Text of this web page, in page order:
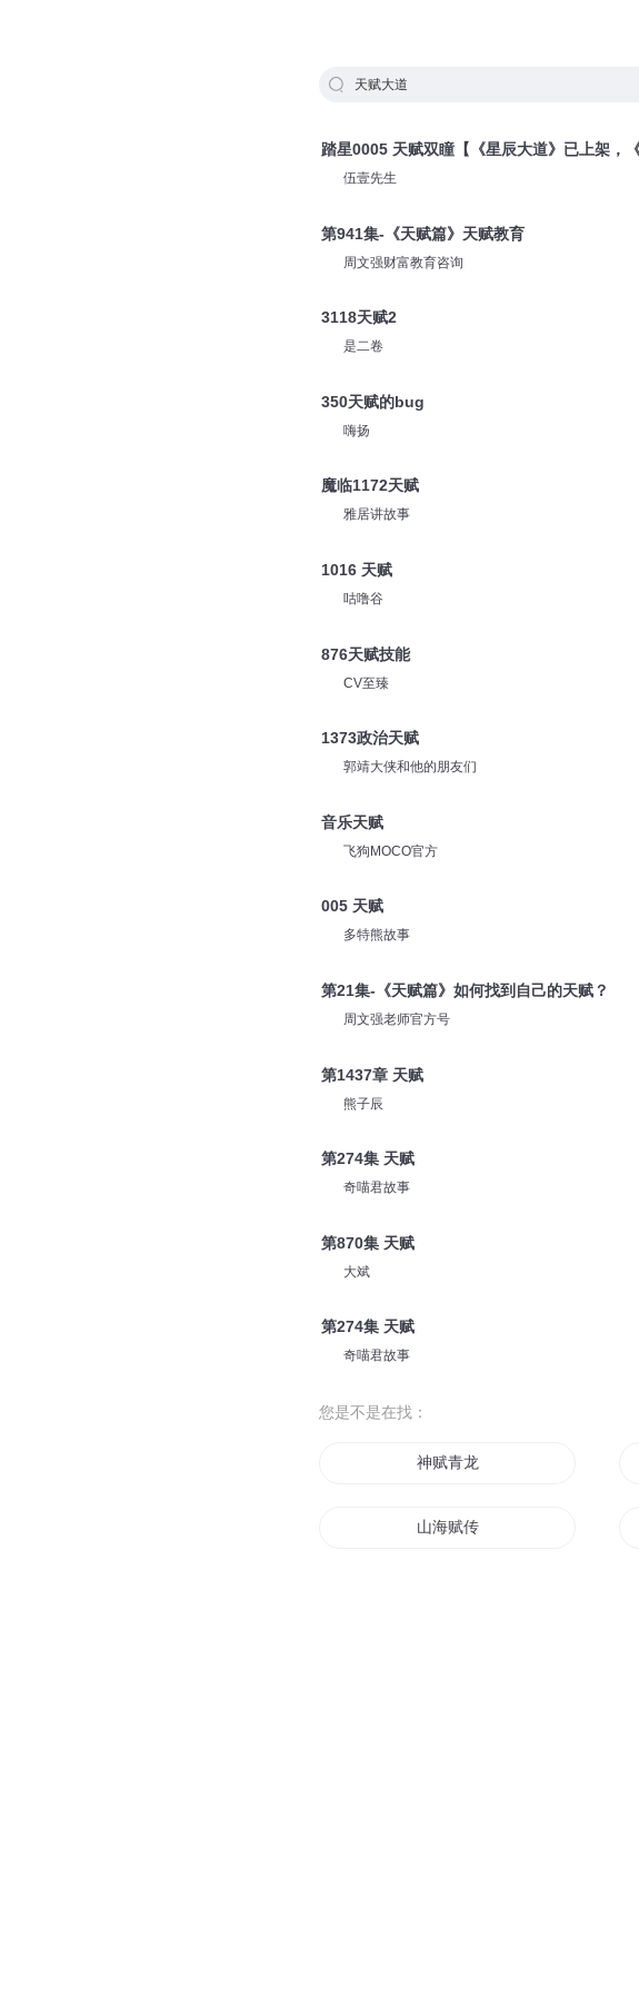
天赋大道
踏星0005 天赋双瞳【《星辰大道》已上架，《
伍壹先生
第941集-《天赋篇》天赋教育
周文强财富教育咨询
3118天赋2
是二卷
350天赋的bug
嗨扬
魔临1172天赋
雅居讲故事
1016 天赋
咕噜谷
876天赋技能
CV至臻
1373政治天赋
郭靖大侠和他的朋友们
音乐天赋
飞狗MOCO官方
005 天赋
多特熊故事
第21集-《天赋篇》如何找到自己的天赋？
周文强老师官方号
第1437章 天赋
熊子辰
第274集 天赋
奇喵君故事
第870集 天赋
大斌
第274集 天赋
奇喵君故事
您是不是在找：
神赋青龙
山海赋传